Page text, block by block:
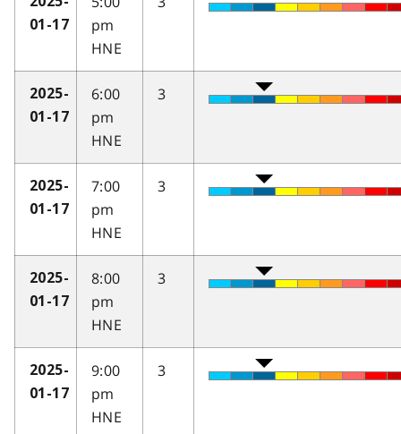
01-17
pm
HNE
2025-
01-17
6:00
pm
HNE
3
2025-
01-17
7:00
pm
HNE
3
2025-
01-17
8:00
pm
HNE
3
2025-
01-17
9:00
pm
HNE
3